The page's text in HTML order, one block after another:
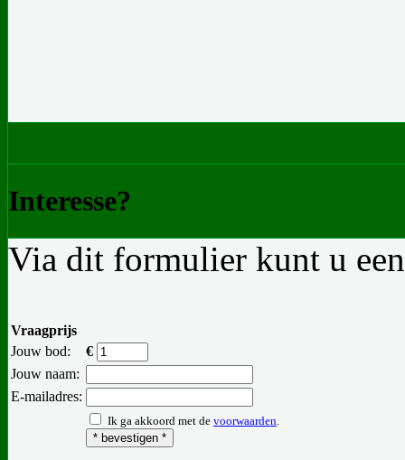
Interesse?
Via dit formulier kunt u
Vraagprijs
Jouw bod:
€
Jouw naam:
E-mailadres:
Ik ga akkoord met de voorwaarden.